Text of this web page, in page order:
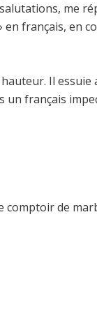
me
en français, en
Il essuie
un français
comptoir de